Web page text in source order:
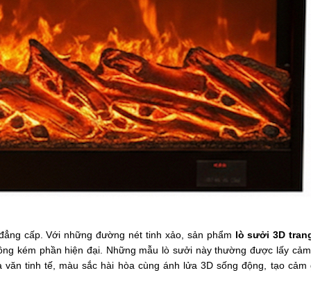
cấp. Với những đường nét tinh xảo, sản phẩm lò sưởi 3D
kém phần hiện đại. Những mẫu lò sưởi này thường được lấy
tinh tế, màu sắc hài hòa cùng ánh lửa 3D sống động, tạo cảm